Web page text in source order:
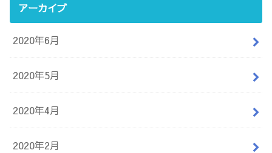
アーカイブ
2020年6月
2020年5月
2020年4月
2020年2月